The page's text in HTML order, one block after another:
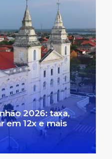
2026: taxa,
em 12x e mais